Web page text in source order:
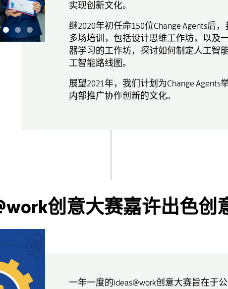
实现创新文化。
继2020年初任命150位Change Agents后
多场培训，包括设计思维工作坊，以及
器学习的工作坊，探讨如何制定人工智
工智能路线图。
展望2021年，我们计划为Change
内部推广协作创新的文化。
创意大赛嘉许出色创
一年一度的ideas@work创意大赛旨在于